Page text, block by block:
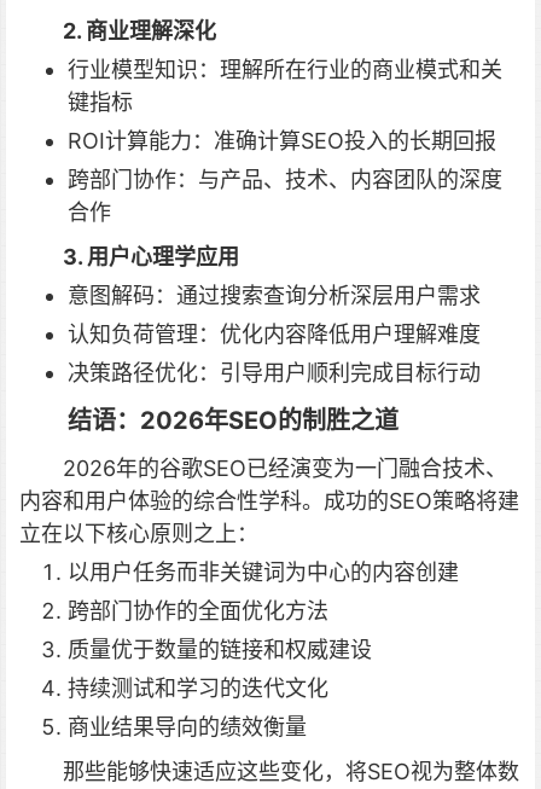
2. 商业理解深化
行业模型知识：理解所在行业的商业模式和关
键指标
ROI计算能力：准确计算SEO投入的长期回报
跨部门协作：与产品、技术、内容团队的深度
合作
3. 用户心理学应用
意图解码：通过搜索查询分析深层用户需求
认知负荷管理：优化内容降低用户理解难度
决策路径优化：引导用户顺利完成目标行动
结语：2026年SEO的制胜之道
2026年的谷歌SEO已经演变为一门融合技术、
内容和用户体验的综合性学科。成功的SEO策略将建
立在以下核心原则之上：
以用户任务而非关键词为中心的内容创建
跨部门协作的全面优化方法
质量优于数量的链接和权威建设
持续测试和学习的迭代文化
商业结果导向的绩效衡量
那些能够快速适应这些变化，将SEO视为整体数